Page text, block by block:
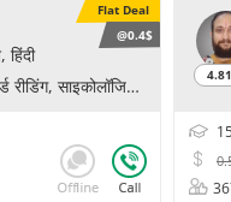
Flat Deal
@0.4$
हिंदी
रीडिंग, साइकोलॉजिकल रीडिंग,
4.81